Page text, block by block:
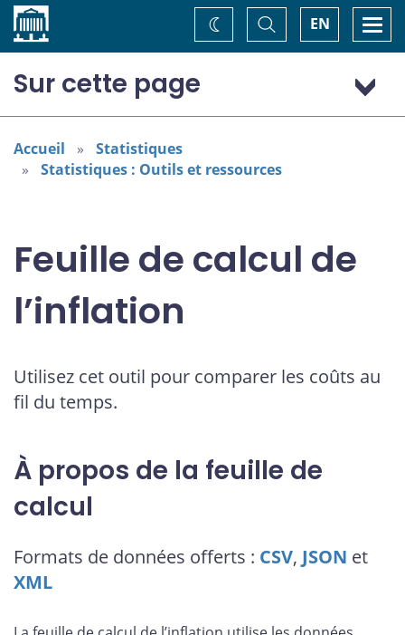
Accueil EN
Basculer
la
recherche
Changez
de
Sur cette page
À propos de la feuille de calcul
Comment utiliser la feuille de calcul
Accueil
Statistiques
Statistiques : Outils et ressources
Feuille de calcul de
l’inflation
Utilisez cet outil pour comparer les coûts au
fil du temps.
À propos de la feuille de
calcul
Formats de données offerts : CSV, JSON et
XML